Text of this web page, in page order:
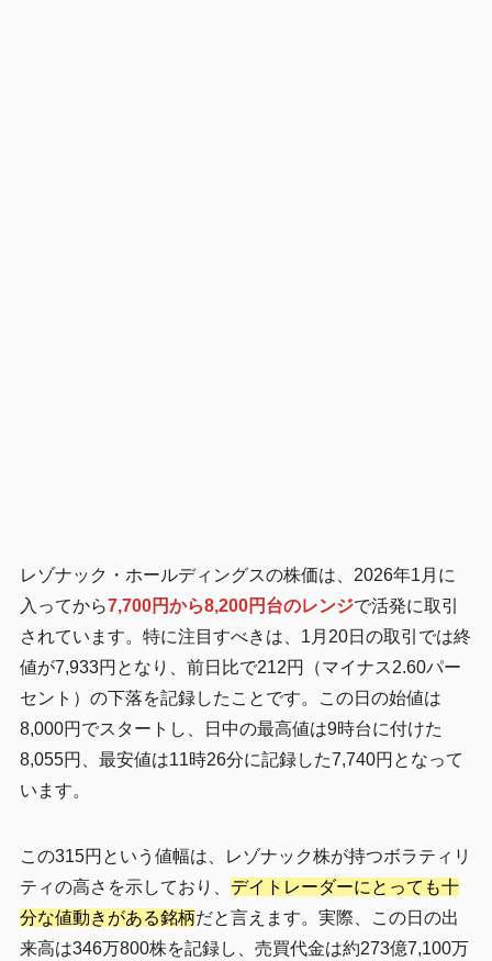
レゾナック・ホールディングスの株価は、2026年1月に
入ってから7,700円から8,200円台のレンジで活発に取引
されています。特に注目すべきは、1月20日の取引では終
値が7,933円となり、前日比で212円（マイナス2.60パー
セント）の下落を記録したことです。この日の始値は
8,000円でスタートし、日中の最高値は9時台に付けた
8,055円、最安値は11時26分に記録した7,740円となって
います。
この315円という値幅は、レゾナック株が持つボラティリ
ティの高さを示しており、 デイトレーダーにとっても十
分な値動きがある銘柄だと言えます。実際、この日の出
来高は346万800株を記録し、売買代金は約273億7,100万